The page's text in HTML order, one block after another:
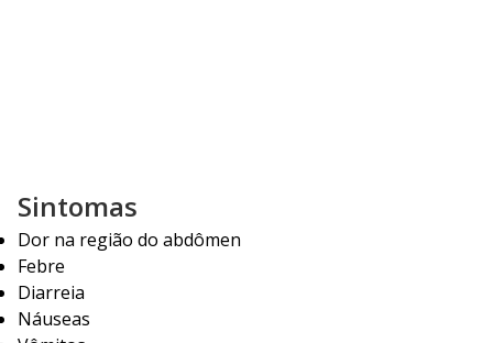
Sintomas
Dor na região do abdômen
Febre
Diarreia
Náuseas